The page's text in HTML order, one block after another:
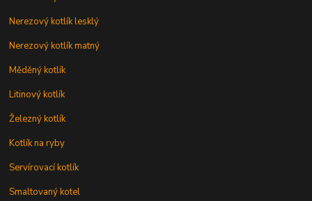
Nerezový kotlík lesklý
Nerezový kotlík matný
Měděný kotlík
Litinový kotlík
Železný kotlík
Kotlík na ryby
Servírovací kotlík
Smaltovaný kotel